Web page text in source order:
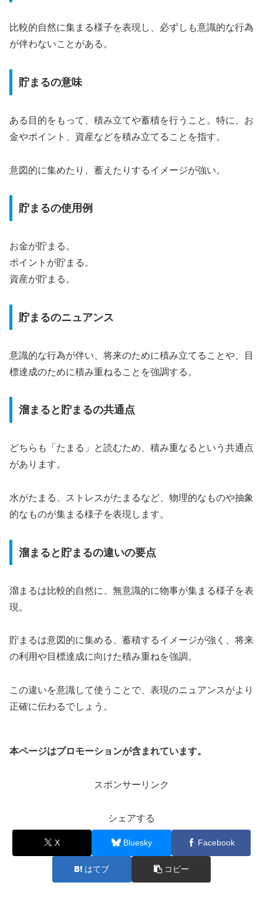
比較的自然に集まる様子を表現し、必ずしも意識的な行為
が伴わないことがある。
貯まるの意味
ある目的をもって、積み立てや蓄積を行うこと。特に、お
金やポイント、資産などを積み立てることを指す。
意図的に集めたり、蓄えたりするイメージが強い。
貯まるの使用例
お金が貯まる。
ポイントが貯まる。
資産が貯まる。
貯まるのニュアンス
意識的な行為が伴い、将来のために積み立てることや、目
標達成のために積み重ねることを強調する。
溜まると貯まるの共通点
どちらも「たまる」と読むため、積み重なるという共通点
があります。
水がたまる、ストレスがたまるなど、物理的なものや抽象
的なものが集まる様子を表現します。
溜まると貯まるの違いの要点
溜まるは比較的自然に、無意識的に物事が集まる様子を表
現。
貯まるは意図的に集める、蓄積するイメージが強く、将来
の利用や目標達成に向けた積み重ねを強調。
この違いを意識して使うことで、表現のニュアンスがより
正確に伝わるでしょう。
本ページはプロモーションが含まれています。
スポンサーリンク
シェアする
X Bluesky Facebook
はてブ コピー